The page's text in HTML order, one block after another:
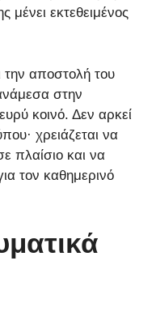
εκτεθειμένος
την αποστολή του
στην
κοινό. Δεν αρκεί
χρειάζεται να
πλαίσιο και να
τον καθημερινό